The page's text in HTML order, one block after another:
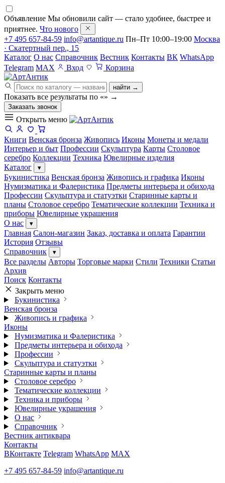
Объявление Мы обновили сайт — стало удобнее, быстрее и
приятнее. Что нового
+7 495 657-84-59 info@artantique.ru Пн–Пт 10:00–19:00 Москва
· Скатертный пер., 15
Каталог О нас Справочник Вестник Контакты ВК WhatsApp
Telegram MAX Вход Корзина
найти →
Показать все результаты по «» →
Заказать звонок
Открыть меню
Книги Венская бронза Живопись Иконы Монеты и медали
Интерьер и быт Профессии Скульптура Карты Столовое
серебро Коллекции Техника Ювелирные изделия
Каталог
▾
Букинистика Венская бронза Живопись и графика Иконы
Нумизматика и Фалеристика Предметы интерьера и обихода
Профессии Скульптура и статуэтки Старинные карты и
планы Столовое серебро Тематические коллекции Техника и
приборы Ювелирные украшения
О нас
▾
Главная Салон-магазин Заказ, доставка и оплата Гарантии
История Отзывы
Справочник
▾
Все разделы Авторы Торговые марки Стили Техники Статьи
Архив
Поиск Контакты
Закрыть меню
Букинистика
Венская бронза
Живопись и графика
Иконы
Нумизматика и Фалеристика
Предметы интерьера и обихода
Профессии
Скульптура и статуэтки
Старинные карты и планы
Столовое серебро
Тематические коллекции
Техника и приборы
Ювелирные украшения
О нас
Справочник
Вестник антиквара
Контакты
ВКонтакте Telegram WhatsApp MAX
+7 495 657-84-59 info@artantique.ru